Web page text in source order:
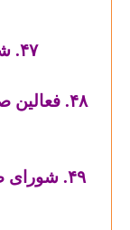
۴۷. شورای صنفی دانشگاه زابل
۴۸.
۴۹.